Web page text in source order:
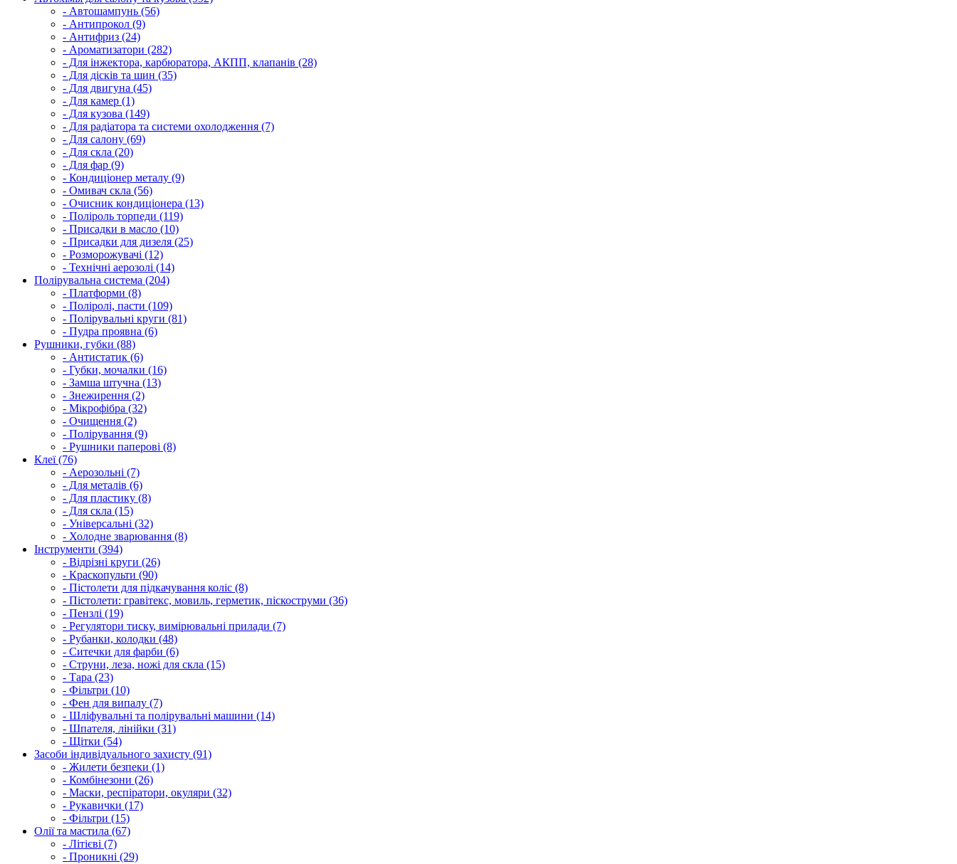
- Автошампунь (56)
- Антипрокол (9)
- Антифриз (24)
- Ароматизатори (282)
- Для інжектора, карбюратора, АКПП, клапанів (28)
- Для дісків та шин (35)
- Для двигуна (45)
- Для камер (1)
- Для кузова (149)
- Для радіатора та системи охолодження (7)
- Для салону (69)
- Для скла (20)
- Для фар (9)
- Кондиціонер металу (9)
- Омивач скла (56)
- Очисник кондиціонера (13)
- Поліроль торпеди (119)
- Присадки в масло (10)
- Присадки для дизеля (25)
- Розморожувачі (12)
- Технічні аерозолі (14)
Полірувальна система (204)
- Платформи (8)
- Поліролі, пасти (109)
- Полірувальні круги (81)
- Пудра проявна (6)
Рушники, губки (88)
- Антистатик (6)
- Губки, мочалки (16)
- Замша штучна (13)
- Знежирення (2)
- Мікрофібра (32)
- Очищення (2)
- Полірування (9)
- Рушники паперові (8)
Клеї (76)
- Аерозольні (7)
- Для металів (6)
- Для пластику (8)
- Для скла (15)
- Універсальні (32)
- Холодне зварювання (8)
Інструменти (394)
- Відрізні круги (26)
- Краскопульти (90)
- Пістолети для підкачування коліс (8)
- Пістолети: гравітекс, мовиль, герметик, піскоструми (36)
- Пензлі (19)
- Регулятори тиску, вимірювальні прилади (7)
- Рубанки, колодки (48)
- Ситечки для фарби (6)
- Струни, леза, ножі для скла (15)
- Тара (23)
- Фільтри (10)
- Фен для випалу (7)
- Шліфувальні та полірувальні машини (14)
- Шпателя, лінійки (31)
- Щітки (54)
Засоби індивідуального захисту (91)
- Жилети безпеки (1)
- Комбінезони (26)
- Маски, респіратори, окуляри (32)
- Рукавички (17)
- Фільтри (15)
Олії та мастила (67)
- Літієві (7)
- Проникні (29)